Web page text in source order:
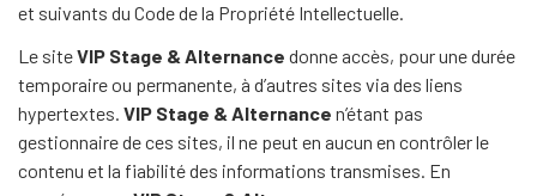
et suivants du Code de la Propriété Intellectuelle.
Le siteVIP Stage & Alternance donne accès, pour une durée
temporaire ou permanente, à d’autres sites via des liens
hypertextes. VIP Stage & Alternance n’étant pas
gestionnaire de ces sites, il ne peut en aucun en contrôler le
contenu et la fiabilité des informations transmises. En